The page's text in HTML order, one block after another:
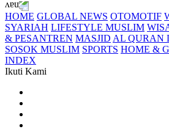
HOME GLOBAL NEWS OTOMOTIF
SYARIAH LIFESTYLE MUSLIM
& PESANTREN MASJID AL QURAN
SOSOK MUSLIM SPORTS HOME &
INDEX
Ikuti Kami